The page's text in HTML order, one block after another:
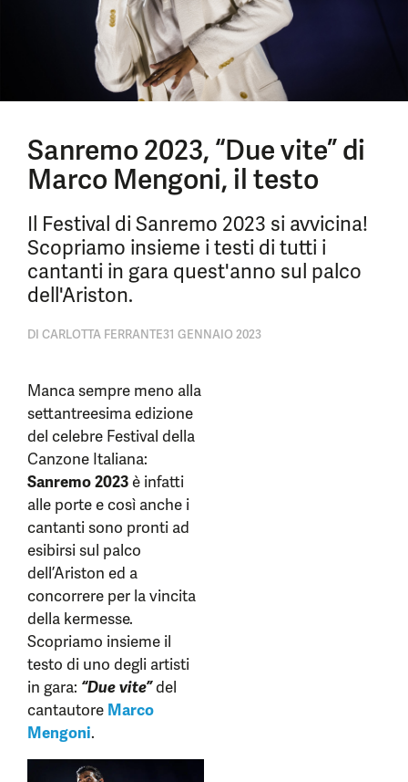
Sanremo 2023, “Due vite” di
Marco Mengoni, il testo
Il Festival di Sanremo 2023 si avvicina!
Scopriamo insieme i testi di tutti i
cantanti in gara quest'anno sul palco
dell'Ariston.
DI CARLOTTA FERRANTE31 GENNAIO 2023
Manca sempre meno alla
settantreesima edizione
del celebre Festival della
Canzone Italiana:
Sanremo 2023è infatti
alle porte e così anche i
cantanti sono pronti ad
esibirsi sul palco
dell’Ariston ed a
concorrere per la vincita
della kermesse.
Scopriamo insieme il
testo di uno degli artisti
in gara: “Due vite”del
cantautore Marco
Mengoni.